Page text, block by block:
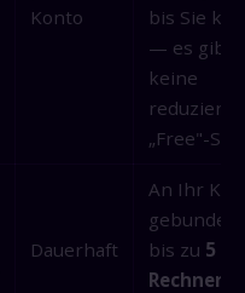
Konto
bis Sie
— es gibt
keine
reduzierte
„Free"-
Dauerhaft
An Ihr
bis zu 5
Rechnern